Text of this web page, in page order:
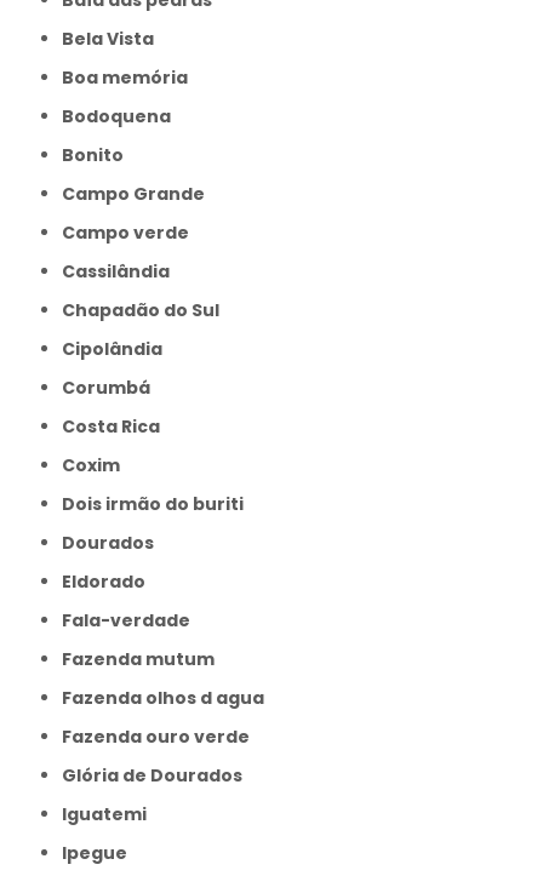
Bela Vista
Boa memória
Bodoquena
Bonito
Campo Grande
Campo verde
Cassilândia
Chapadão do Sul
Cipolândia
Corumbá
Costa Rica
Coxim
Dois irmão do buriti
Dourados
Eldorado
Fala-verdade
Fazenda mutum
Fazenda olhos d agua
Fazenda ouro verde
Glória de Dourados
Iguatemi
Ipegue